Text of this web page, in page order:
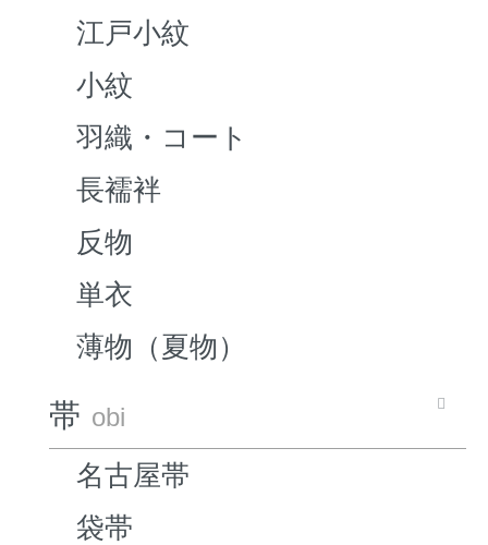
江戸小紋
小紋
羽織・コート
長襦袢
反物
単衣
薄物（夏物）
帯 obi
名古屋帯
袋帯